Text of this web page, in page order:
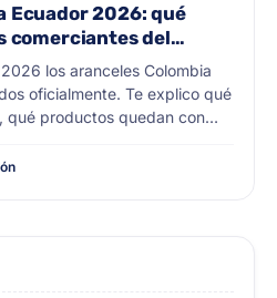
Ecuador 2026: qué
comerciantes del
los aranceles Colombia
oficialmente. Te explico qué
qué productos quedan con
riesgos siguen vigentes